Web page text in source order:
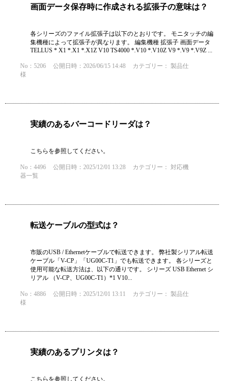
画面データ保存時に作成される拡張子の意味は？
各シリーズのファイル拡張子は以下のとおりです。 モニタッチの編
集機種によって拡張子が異なります。 編集機種 拡張子 画面データ
TELLUS * X1 *.X1 *.X1Z V10 TS4000 *.V10 *.V10Z V9 *.V9 *.V9Z ...
No：5206 公開日時：2026/06/15 14:48 カテゴリー： 製品仕
様
実績のあるバーコードリーダは？
こちらを参照してください。
No：4496 公開日時：2025/12/01 13:28 カテゴリー： 対応機
器一覧
転送ケーブルの型式は？
市販のUSB / Ethernetケーブルで転送できます。 弊社製シリアル転送
ケーブル「V-CP」「UG00C-T1」でも転送できます。 各シリーズと
使用可能な転送方法は、以下の通りです。 シリーズ USB Ethernet シ
リアル （V-CP、UG00C-T1）*1 V10...
No：4886 公開日時：2025/12/01 13:11 カテゴリー： 製品仕
様
実績のあるプリンタは？
こちらを参照してください。